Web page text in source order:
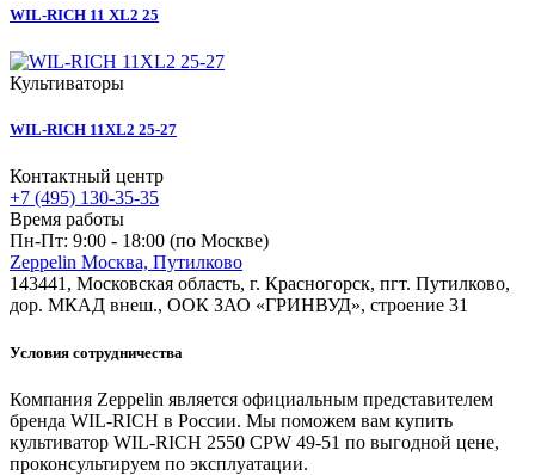
WIL-RICH 11 XL2 25
Культиваторы
WIL-RICH 11XL2 25-27
Контактный центр
+7 (495) 130-35-35
Время работы
Пн-Пт: 9:00 - 18:00 (по Москве)
Zeppelin Москва, Путилково
143441, Московская область, г. Красногорск, пгт. Путилково,
дор. МКАД внеш., ООК ЗАО «ГРИНВУД», строение 31
Условия сотрудничества
Компания Zeppelin является официальным представителем
бренда WIL-RICH в России. Мы поможем вам купить
культиватор WIL-RICH 2550 CPW 49-51 по выгодной цене,
проконсультируем по эксплуатации.